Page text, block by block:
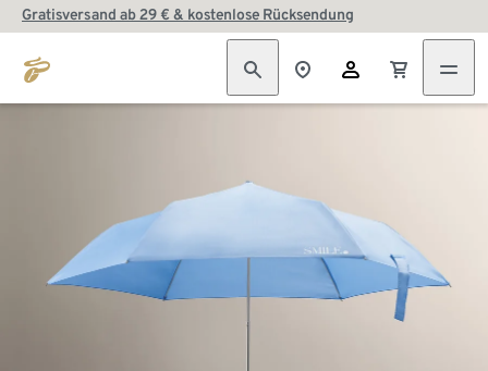
Gratisversand ab 29 € & kostenlose Rücksendung